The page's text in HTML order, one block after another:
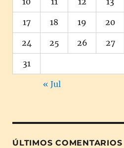
17 18 19 20
24 25 26 27
31
« Jul
ÚLTIMOS COMENTARIOS